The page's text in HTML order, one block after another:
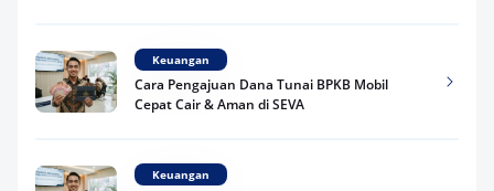
Keuangan
Cara Pengajuan Dana Tunai BPKB Mobil
Cepat Cair & Aman di SEVA
Keuangan